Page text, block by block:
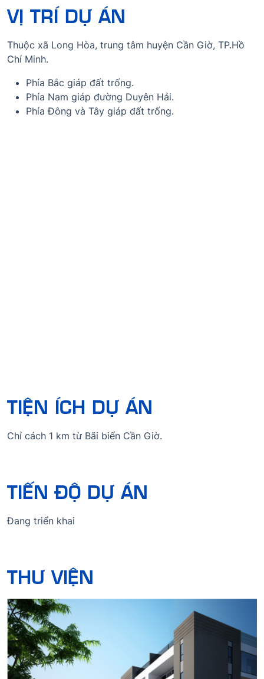
VỊ TRÍ DỰ ÁN
Thuộc xã Long Hòa, trung tâm huyện Cần Giờ, TP.Hồ
Chí Minh.
Phía Bắc giáp đất trống.
Phía Nam giáp đường Duyên Hải.
Phía Đông và Tây giáp đất trống.
TIỆN ÍCH DỰ ÁN
Chỉ cách 1 km từ Bãi biển Cần Giờ.
TIẾN ĐỘ DỰ ÁN
Đang triển khai
THƯ VIỆN